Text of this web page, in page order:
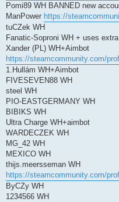
Pomi89 WH BANNED new
ManPower https://
tuCZek WH
Fanatic-Soproni WH + uses
Xander (PL) WH+Aimbot
https://steamcommunity.com/
1.Hullám WH+Aimbot
FIVESEVEN88 WH
steel WH
PIO-EASTGERMANY WH
BIBIKS WH
Ultra Charge WH+aimbot
WARDECZEK WH
MG_42 WH
MEXICO WH
thijs.meersseman WH
https://steamcommunity.com/
ByCZy WH
1234566 WH